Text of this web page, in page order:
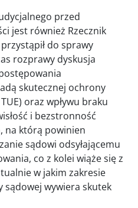
przed
jest również Rzecznik
do sprawy
rozprawy dyskusja
skutecznej ochrony
oraz wpływu braku
i bezstronność
na którą powinien
sądowi odsyłającemu
co z kolei wiąże się z
w jakim zakresie
sądowej wywiera skutek